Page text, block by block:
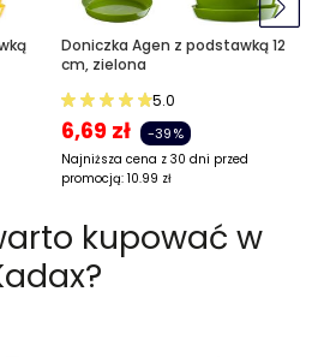
Doniczka Agen z podstawką 12
cm, zielona
5.0
6,69 zł -39%
Najniższa cena z 30 dni przed
promocją: 10.99 zł
kupować w